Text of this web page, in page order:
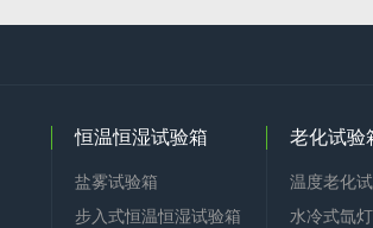
恒温恒湿试验箱
盐雾试验箱
步入式恒温恒湿试验箱
老化试验
温度老化
水冷式氙